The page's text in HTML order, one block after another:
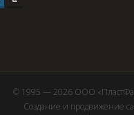
© 1995 — 2026 ООО
Создание и продвижение